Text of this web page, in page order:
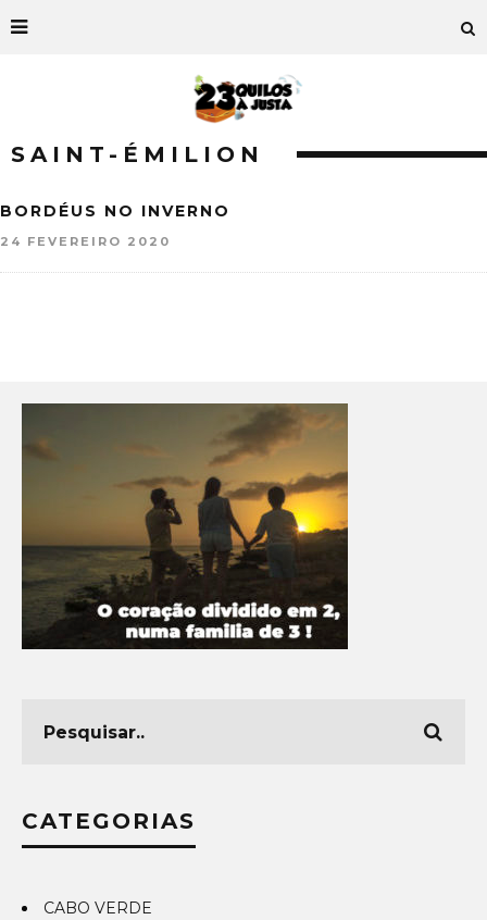
SAINT-ÉMILION
BORDÉUS NO INVERNO
24 FEVEREIRO 2020
CATEGORIAS
CABO VERDE